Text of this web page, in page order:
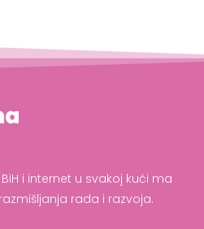
i internet u svakoj kući ma
rada i razvoja.